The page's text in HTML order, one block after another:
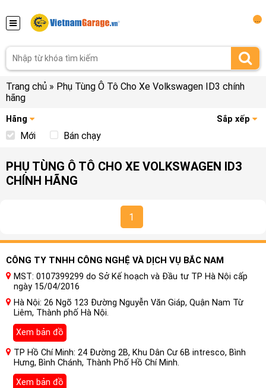
Trang chủ » Phụ Tùng Ô Tô Cho Xe Volkswagen ID3 chính
hãng
Hãng Sắp xếp
Mới Bán chạy
PHỤ TÙNG Ô TÔ CHO XE VOLKSWAGEN ID3
CHÍNH HÃNG
1
CÔNG TY TNHH CÔNG NGHỆ VÀ DỊCH VỤ BẮC NAM
MST: 0107399299 do Sở Kế hoạch và Đầu tư TP Hà Nội cấp
ngày 15/04/2016
Hà Nội: 26 Ngõ 123 Đường Nguyễn Văn Giáp, Quận Nam Từ
Liêm, Thành phố Hà Nội.
Xem bản đồ
TP Hồ Chí Minh: 24 Đường 2B, Khu Dân Cư 6B intresco, Bình
Hưng, Bình Chánh, Thành Phố Hồ Chí Minh.
Xem bản đồ